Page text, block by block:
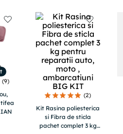
(9)
(2)
Kit Rasina poliesterica
si Fibra de sticla
pachet complet 3 kg